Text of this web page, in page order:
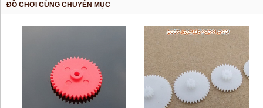
ĐỒ CHƠI CÙNG CHUYÊN MỤC